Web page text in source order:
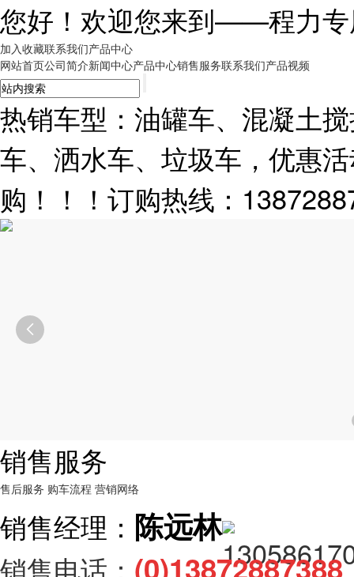
您好！欢迎您来到——程力
加入收藏联系我们产品中心
网站首页公司简介新闻中心产品中心销售服务联系我们产品视频
热销车型：油罐车、混凝土
车、洒水车、垃圾车，优惠
购！！！订购热线：

销售服务
售后服务 购车流程 营销网络
销售经理： 陈远林
销售电话：